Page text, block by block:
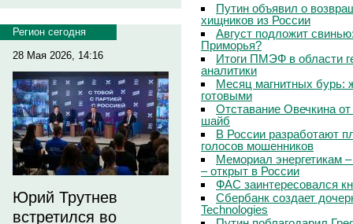
Регион сегодня
28 Мая 2026, 14:16
Юрий Трутнев
встретился во
Путин объявил о
хищников из России
Август подложит
Приморья?
Итоги ПМЭФ в области
аналитики
Месяц магнитных бурь:
готовыми
Отставание Овечкина
шайб
В России разработают
голосов мошенников
Мемориал энергетикам
– открыт в России
ФАС заинтересовался
Сбербанк создает
Technologies